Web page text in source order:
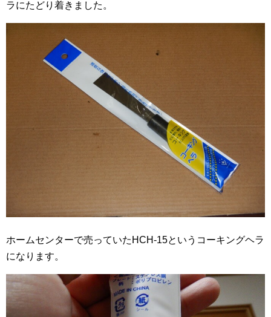
ラにたどり着きました。
ホームセンターで売っていたHCH-15というコーキングヘラ
になります。